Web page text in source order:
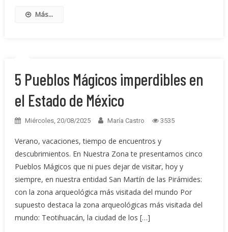
Más...
5 Pueblos Mágicos imperdibles en
el Estado de México
Miércoles, 20/08/2025 María Castro 3535
Verano, vacaciones, tiempo de encuentros y
descubrimientos. En Nuestra Zona te presentamos cinco
Pueblos Mágicos que ni pues dejar de visitar, hoy y
siempre, en nuestra entidad San Martín de las Pirámides:
con la zona arqueológica más visitada del mundo Por
supuesto destaca la zona arqueológicas más visitada del
mundo: Teotihuacán, la ciudad de los […]